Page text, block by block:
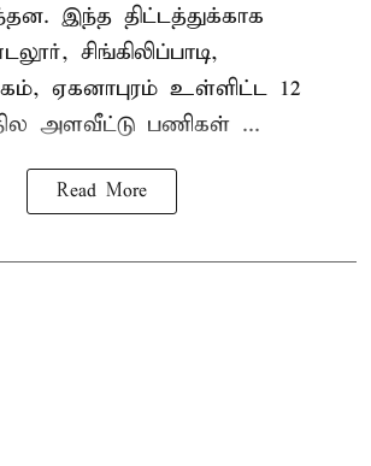
இந்த திட்டத்துக்காக
சிங்கிலிப்பாடி,
ஏகனாபுரம் உள்ளிட்ட 12
அளவீட்டு பணிகள் ...
Read More